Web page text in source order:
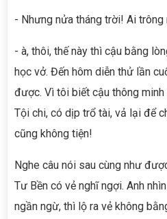
- Nhưng nửa tháng trời! Ai trông
- à, thôi, thế này thì cậu bằng
học vở. Đến hôm diễn thử lần
được. Vì tôi biết cậu thông
Tội chi, có dịp trổ tài, vả lại để
cũng không tiện!
Nghe câu nói sau cùng như
Tư Bền có vẻ nghĩ ngợi. Anh
ngần ngừ, thì lộ ra vẻ không